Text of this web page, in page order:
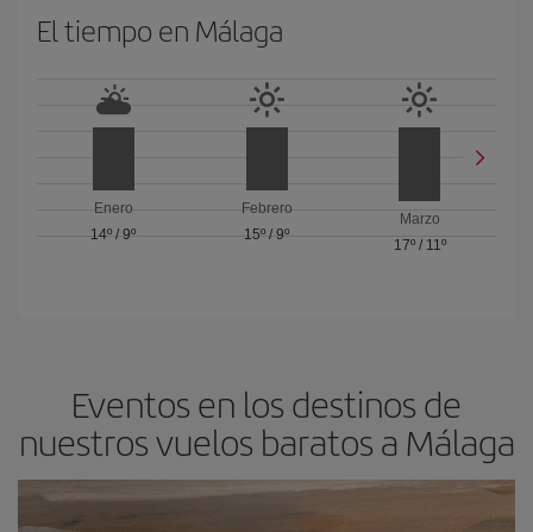
El tiempo en Málaga
Enero
14º /9º
Febrero
15º / 9º
Marzo
17º/ 11º
Eventos en los destinos de
nuestros vuelos baratos a Málaga